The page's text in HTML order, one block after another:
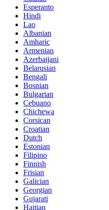
Esperanto
Hindi
Lao
Albanian
Amharic
Armenian
Azerbaijani
Belarusian
Bengali
Bosnian
Bulgarian
Cebuano
Chichewa
Corsican
Croatian
Dutch
Estonian
Filipino
Finnish
Frisian
Galician
Georgian
Gujarati
Haitian